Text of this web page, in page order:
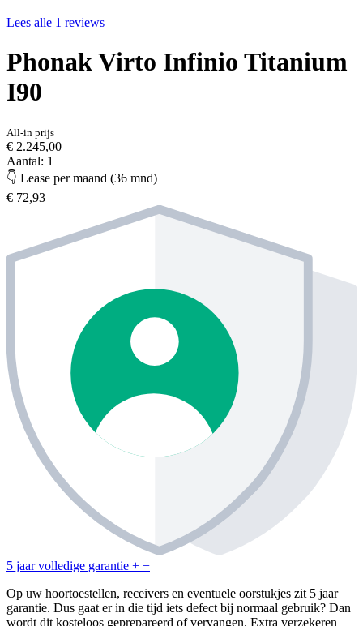
Lees alle 1 reviews
Phonak Virto Infinio Titanium
I90
All-in prijs
€ 2.245,00
Aantal: 1
👇 Lease per maand (36 mnd)
€ 72,93
5 jaar volledige garantie + −
Op uw hoortoestellen, receivers en eventuele oorstukjes zit 5 jaar
garantie. Dus gaat er in die tijd iets defect bij normaal gebruik? Dan
wordt dit kosteloos geprepareerd of vervangen. Extra verzekeren